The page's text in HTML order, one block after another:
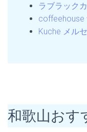
ラブラック
coffeehouse
Kuche メル
和歌山おす